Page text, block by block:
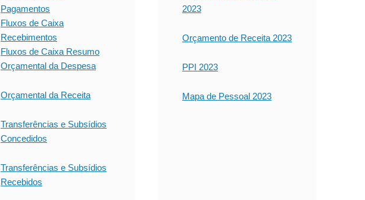
Pagamentos
Fluxos de Caixa
Recebimentos
Fluxos de Caixa Resumo
Orçamental da Despesa
Orçamental da Receita
Transferências e Subsídios
Concedidos
Transferências e Subsídios
Recebidos
2023
Orçamento de Receita 2023
PPI 2023
Mapa de Pessoal 2023